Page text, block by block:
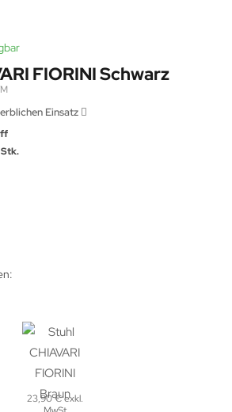
FIORINI Schwarz
Einsatz
Stk.
23,90 € exkl.